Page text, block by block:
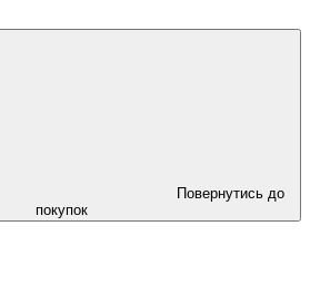
Повернутись до
покупок